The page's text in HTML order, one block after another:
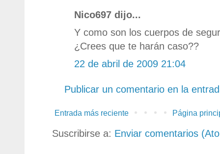
Nico697 dijo...
Y como son los cuerpos de
¿Crees que te harán caso??
22 de abril de 2009 21:04
Publicar un comentario en la
Entrada más reciente Página
Suscribirse a: Enviar comentarios